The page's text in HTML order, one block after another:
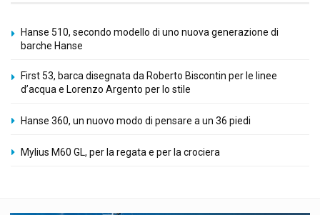
Hanse 510, secondo modello di uno nuova generazione di
barche Hanse
First 53, barca disegnata da Roberto Biscontin per le linee
d’acqua e Lorenzo Argento per lo stile
Hanse 360, un nuovo modo di pensare a un 36 piedi
Mylius M60 GL, per la regata e per la crociera